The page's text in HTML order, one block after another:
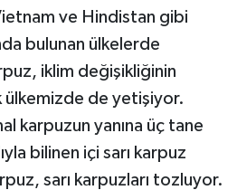
ve Hindistan gibi
bulunan ülkelerde
iklim değişikliğinin
ülkemizde de yetişiyor.
karpuzun yanına üç tane
bilinen içi sarı karpuz
sarı karpuzları tozluyor.